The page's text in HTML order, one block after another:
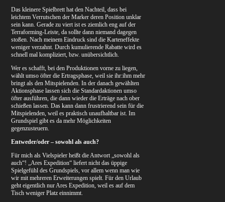
Das kleinere Spielbrett hat den Nachteil, dass bei
leichtem Verrutschen der Marker deren Position unklar
sein kann. Gerade zu viert ist es ziemlich eng auf der
Terraforming-Leiste, da sollte dann niemand dagegen
stoßen. Nach meinem Eindruck sind die Karteneffekte
weniger verzahnt. Durch kumulierende Rabatte wird es
schnell mal kompliziert, bzw. unübersichtlich.
Wer es schafft, bei den Produktionen vorne zu liegen,
wählt umso öfter die Ertragsphase, weil sie ihr:ihm mehr
bringt als den Mitspielenden. In der danach gewählten
Aktionsphase lassen sich die Standardaktionen umso
öfter ausführen, die dann wieder die Erträge nach ober
schießen lassen. Das kann dann frustrierend sein für die
Mitspielenden, weil es praktisch unaufhaltbar ist. Im
Grundspiel gibt es da mehr Möglichkeiten
gegenzusteuern.
Entweder/oder – sowohl als auch?
Für mich als Vielspieler heißt die Antwort „sowohl als
auch“! „Ares Expedition“ liefert nicht das üppige
Spielgefühl des Grundspiels, vor allem wenn man wie
wir mit mehreren Erweiterungen spielt. Für den Urlaub
geht eigentlich nur Ares Expedition, weil es auf dem
Tisch weniger Platz einnimmt.